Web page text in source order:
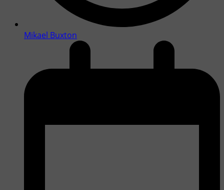
Mikael Buxton